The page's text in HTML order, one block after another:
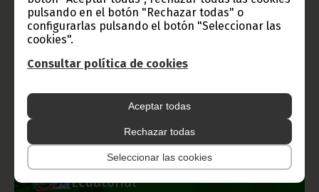
pulsando en el botón "Rechazar todas" o
configurarlas pulsando el botón "Seleccionar las
cookies".
Consultar política de cookies
Aceptar todas
Rechazar todas
Seleccionar las cookies
Información de Guinea Ecuatorial
TVGE
Radio Nacional de Guinea
Ecuatorial